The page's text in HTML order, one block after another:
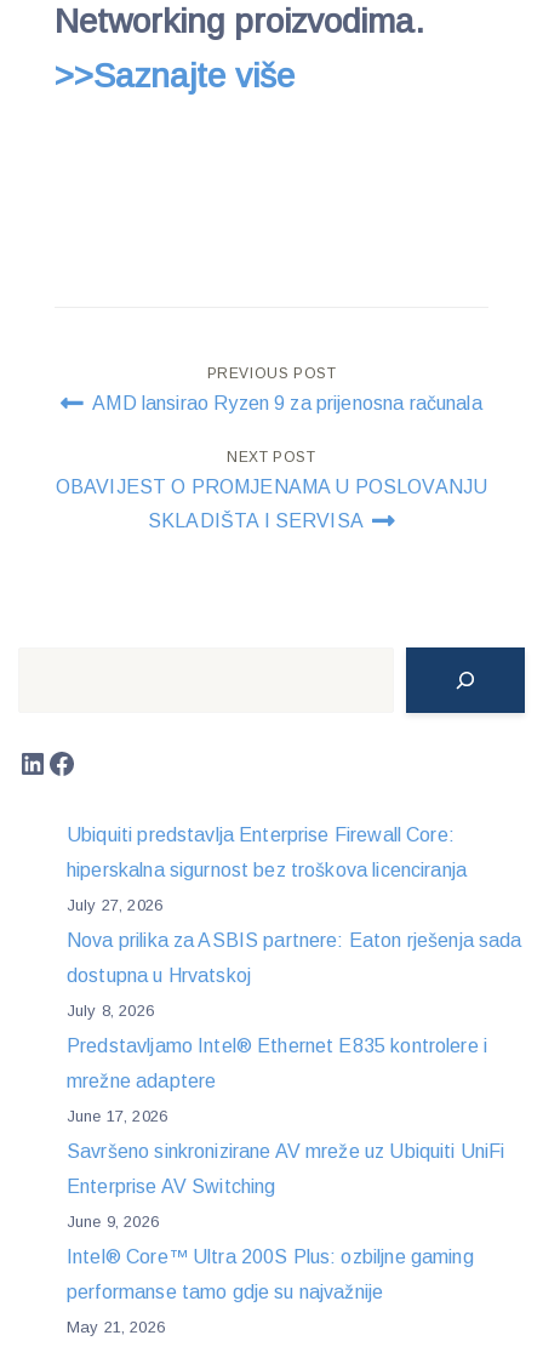
Networking proizvodima.
>>Saznajte više
Post
navigation
PREVIOUS POST
AMD lansirao Ryzen 9 za prijenosna računala
NEXT POST
OBAVIJEST O PROMJENAMA U POSLOVANJU
SKLADIŠTA I SERVISA
LinkedIn
Facebook
Ubiquiti predstavlja Enterprise Firewall Core:
hiperskalna sigurnost bez troškova licenciranja
July 27, 2026
Nova prilika za ASBIS partnere: Eaton rješenja sada
dostupna u Hrvatskoj
July 8, 2026
Predstavljamo Intel® Ethernet E835 kontrolere i
mrežne adaptere
June 17, 2026
Savršeno sinkronizirane AV mreže uz Ubiquiti UniFi
Enterprise AV Switching
June 9, 2026
Intel® Core™ Ultra 200S Plus: ozbiljne gaming
performanse tamo gdje su najvažnije
May 21, 2026